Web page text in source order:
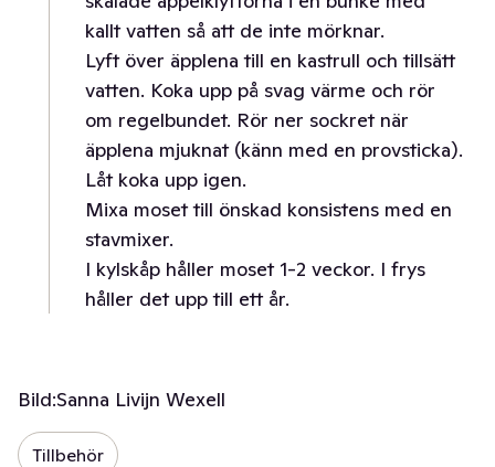
kallt vatten så att de inte mörknar.
Lyft över äpplena till en kastrull och tillsätt
vatten. Koka upp på svag värme och rör
om regelbundet. Rör ner sockret när
äpplena mjuknat (känn med en provsticka).
Låt koka upp igen.
Mixa moset till önskad konsistens med en
stavmixer.
I kylskåp håller moset 1-2 veckor. I frys
håller det upp till ett år.
Bild:Sanna Livijn Wexell
Tillbehör